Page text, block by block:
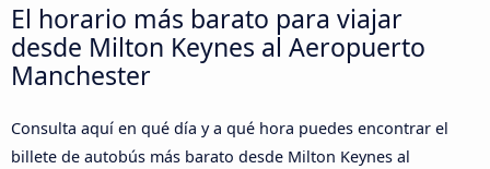
El horario más barato para viajar
desde Milton Keynes al Aeropuerto
Manchester
Consulta aquí en qué día y a qué hora puedes encontrar el
billete de autobús más barato desde Milton Keynes al